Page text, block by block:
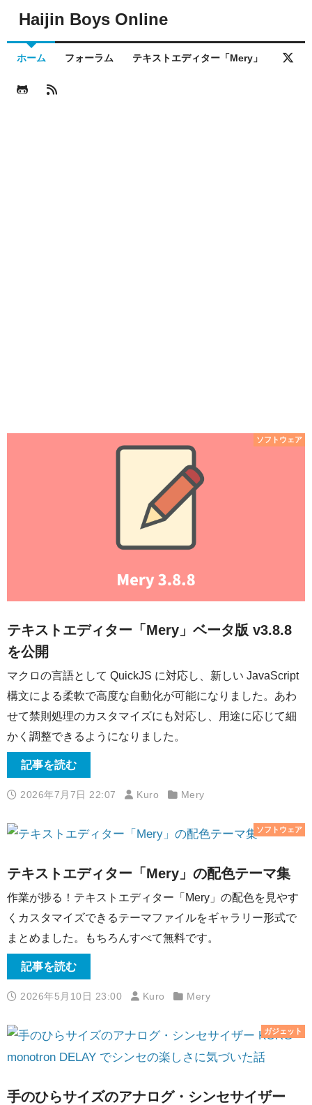
Haijin Boys Online
ホーム フォーラム テキストエディター「Mery」
ソフトウェア
テキストエディター「Mery」ベータ版 v3.8.8
を公開
マクロの言語として QuickJS に対応し、新しい JavaScript
構文による柔軟で高度な自動化が可能になりました。あわ
せて禁則処理のカスタマイズにも対応し、用途に応じて細
かく調整できるようになりました。
記事を読む
2026年7月7日 22:07 Kuro Mery
ソフトウェア
テキストエディター「Mery」の配色テーマ集
作業が捗る！テキストエディター「Mery」の配色を見やす
くカスタマイズできるテーマファイルをギャラリー形式で
まとめました。もちろんすべて無料です。
記事を読む
2026年5月10日 23:00 Kuro Mery
ガジェット
手のひらサイズのアナログ・シンセサイザー